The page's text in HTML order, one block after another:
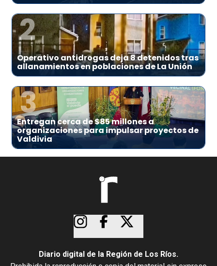
2
Operativo antidrogas deja 8 detenidos tras
allanamientos en poblaciones de La Unión
3
Entregan cerca de $85 millones a
organizaciones para impulsar proyectos de
Valdivia
Diario digital de la Región de Los Ríos.